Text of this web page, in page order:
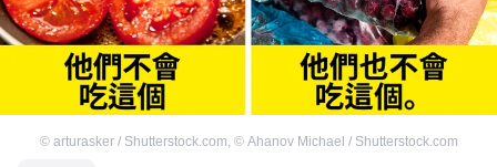
© arturasker / Shutterstock.com © Ahanov Michael / Shutterstock.com